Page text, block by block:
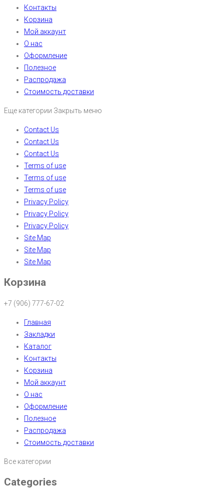
Контакты
Корзина
Мой аккаунт
О нас
Оформление
Полезное
Распродажа
Стоимость доставки
Еще категории Закрыть меню
Contact Us
Contact Us
Contact Us
Terms of use
Terms of use
Terms of use
Privacy Policy
Privacy Policy
Privacy Policy
Site Map
Site Map
Site Map
Корзина
+7 (906) 777-67-02
Главная
Закладки
Каталог
Контакты
Корзина
Мой аккаунт
О нас
Оформление
Полезное
Распродажа
Стоимость доставки
Все категории
Categories